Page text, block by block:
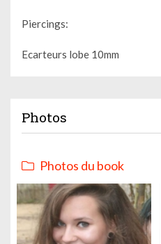
Piercings:
Ecarteurs lobe 10mm
Photos
Photos du book